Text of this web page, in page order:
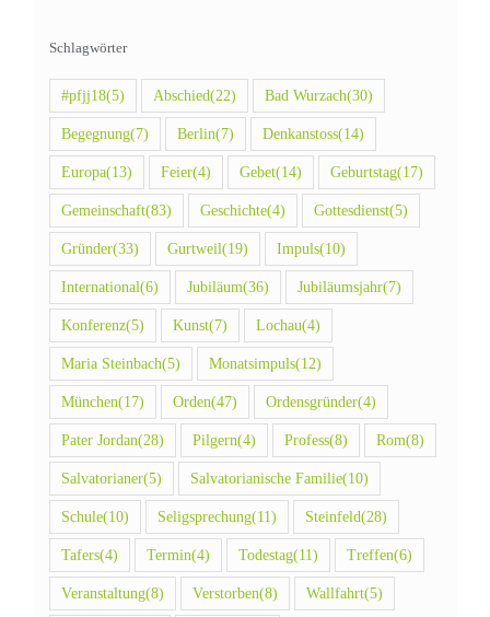
Schlagwörter
#pfjj18(5) Abschied(22) Bad Wurzach(30)
Begegnung(7) Berlin(7) Denkanstoss(14)
Europa(13) Feier(4) Gebet(14) Geburtstag(17)
Gemeinschaft(83) Geschichte(4) Gottesdienst(5)
Gründer(33) Gurtweil(19) Impuls(10)
International(6) Jubiläum(36) Jubiläumsjahr(7)
Konferenz(5) Kunst(7) Lochau(4)
Maria Steinbach(5) Monatsimpuls(12)
München(17) Orden(47) Ordensgründer(4)
Pater Jordan(28) Pilgern(4) Profess(8) Rom(8)
Salvatorianer(5) Salvatorianische Familie(10)
Schule(10) Seligsprechung(11) Steinfeld(28)
Tafers(4) Termin(4) Todestag(11) Treffen(6)
Veranstaltung(8) Verstorben(8) Wallfahrt(5)